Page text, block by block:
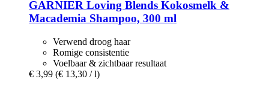
GARNIER Loving Blends Kokosmelk &
Macademia Shampoo, 300 ml
Verwend droog haar
Romige consistentie
Voelbaar & zichtbaar resultaat
€ 3,99 (€ 13,30 / l)